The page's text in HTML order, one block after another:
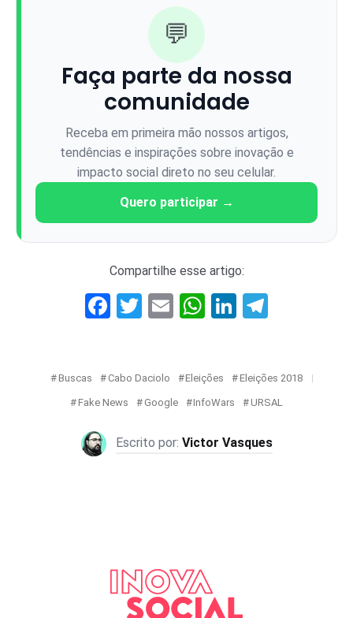
💬
Faça parte da nossa
comunidade
Receba em primeira mão nossos artigos,
tendências e inspirações sobre inovação e
impacto social direto no seu celular.
Quero participar →
Compartilhe esse artigo:
Facebook
Twitter
EmailWhatsApp
LinkedIn
Buscas Cabo Daciolo Eleições Eleições 2018
Fake News Google InfoWars URSAL
Victor Vasques